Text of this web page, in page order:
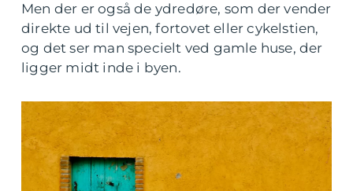
Men der er også de ydredøre, som der vender
direkte ud til vejen, fortovet eller cykelstien,
og det ser man specielt ved gamle huse, der
ligger midt inde i byen.